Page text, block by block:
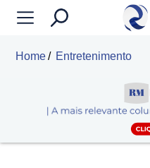
Home Entretenimento